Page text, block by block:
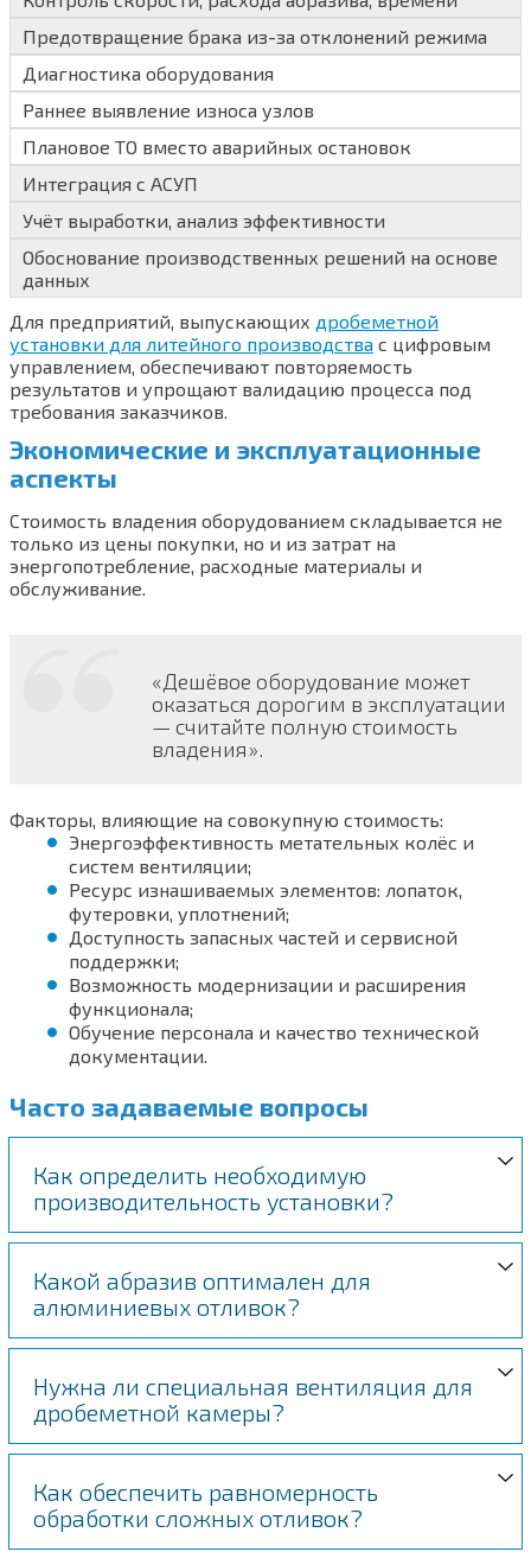
Предотвращение брака из-за отклонений режима
Диагностика оборудования
Раннее выявление износа узлов
Плановое ТО вместо аварийных остановок
Интеграция с АСУП
Учёт выработки, анализ эффективности
Обоснование производственных решений на основе
данных
Для предприятий, выпускающих дробеметной
установки для литейного производства с цифровым
управлением, обеспечивают повторяемость
результатов и упрощают валидацию процесса под
требования заказчиков.
Экономические и эксплуатационные
аспекты
Стоимость владения оборудованием складывается не
только из цены покупки, но и из затрат на
энергопотребление, расходные материалы и
обслуживание.
«Дешёвое оборудование может
оказаться дорогим в эксплуатации
— считайте полную стоимость
владения».
Факторы, влияющие на совокупную стоимость:
Энергоэффективность метательных колёс и
систем вентиляции;
Ресурс изнашиваемых элементов: лопаток,
футеровки, уплотнений;
Доступность запасных частей и сервисной
поддержки;
Возможность модернизации и расширения
функционала;
Обучение персонала и качество технической
документации.
Часто задаваемые вопросы
Как определить необходимую
производительность установки?
Какой абразив оптимален для
алюминиевых отливок?
Нужна ли специальная вентиляция для
дробеметной камеры?
Как обеспечить равномерность
обработки сложных отливок?